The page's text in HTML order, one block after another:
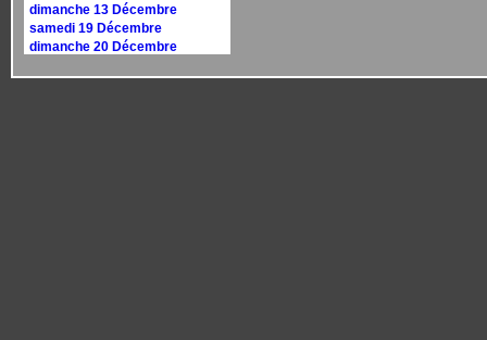
dimanche 13 Décembre
samedi 19 Décembre
dimanche 20 Décembre